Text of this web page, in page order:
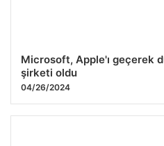
Microsoft, Apple'ı geçerek
şirketi oldu
04/26/2024